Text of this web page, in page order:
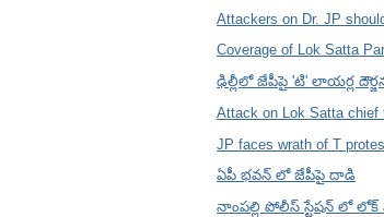
Attackers on Dr. JP
Coverage of Lok Satta
ఢిల్లీలో జేపీపై 'టి' లాయర్ల
Attack on Lok Satta chief
JP faces wrath of T
ఏపీ భవన్ లో జేపీపై దాడి
నాంపల్లి పోలీస్ స్టేషన్ లో లోక్